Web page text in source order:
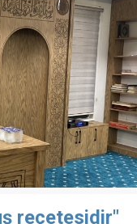
reçetesidir"